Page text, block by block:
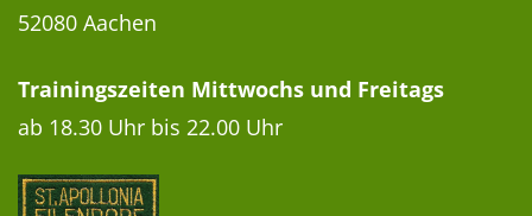
52080 Aachen
Trainingszeiten Mittwochs und Freitags
ab 18.30 Uhr bis 22.00 Uhr